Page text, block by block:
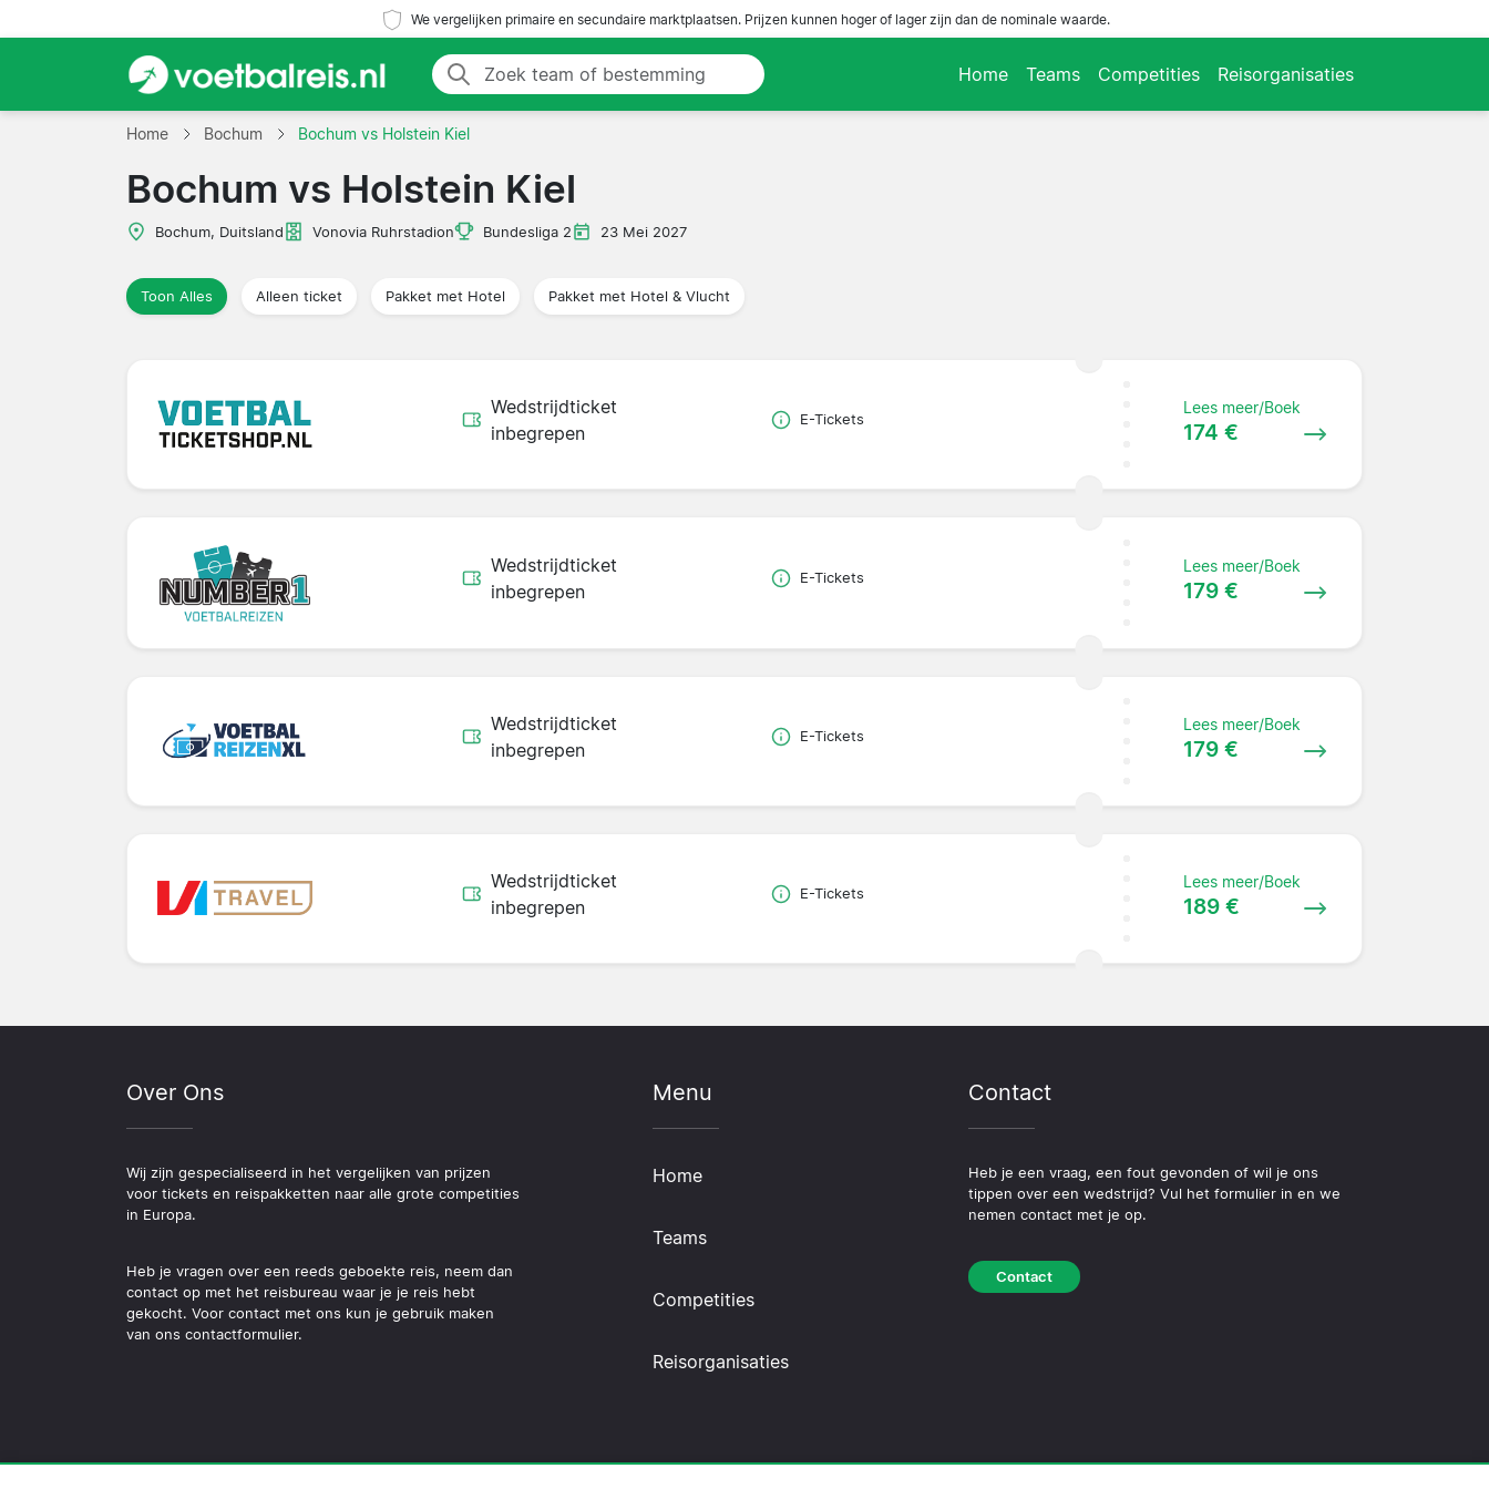
We vergelijken primaire en secundaire marktplaatsen. Prijzen kunnen hoger of lager zijn dan de nominale waarde.
Home Teams Competities Reisorganisaties
Home Bochum Bochum vs Holstein Kiel
Bochum vs Holstein Kiel
Bochum, Duitsland Vonovia Ruhrstadion Bundesliga 2 23 Mei 2027
Toon Alles Alleen ticket Pakket met Hotel Pakket met Hotel & Vlucht
Wedstrijdticket
inbegrepen
E-Tickets
Lees meer/Boek
174 €
Wedstrijdticket
inbegrepen
E-Tickets
Lees meer/Boek
179 €
Wedstrijdticket
inbegrepen
E-Tickets
Lees meer/Boek
179 €
Wedstrijdticket
inbegrepen
E-Tickets
Lees meer/Boek
189 €
Over Ons
Wij zijn gespecialiseerd in het vergelijken van prijzen
voor tickets en reispakketten naar alle grote competities
in Europa.
Heb je vragen over een reeds geboekte reis, neem dan
contact op met het reisbureau waar je je reis hebt
gekocht. Voor contact met ons kun je gebruik maken
van ons contactformulier.
Menu
Home
Teams
Competities
Reisorganisaties
Contact
Heb je een vraag, een fout gevonden of wil je ons
tippen over een wedstrijd? Vul het formulier in en we
nemen contact met je op.
Contact